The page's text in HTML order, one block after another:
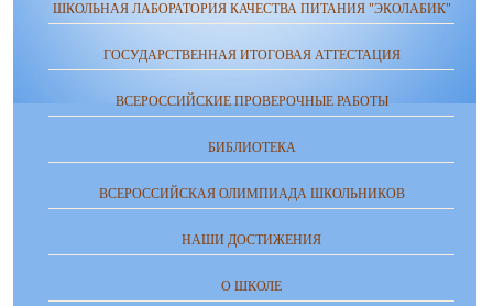
ШКОЛЬНАЯ ЛАБОРАТОРИЯ КАЧЕСТВА ПИТАНИЯ "ЭКОЛАБИК"
ГОСУДАРСТВЕННАЯ ИТОГОВАЯ АТТЕСТАЦИЯ
ВСЕРОССИЙСКИЕ ПРОВЕРОЧНЫЕ РАБОТЫ
БИБЛИОТЕКА
ВСЕРОССИЙСКАЯ ОЛИМПИАДА ШКОЛЬНИКОВ
НАШИ ДОСТИЖЕНИЯ
О ШКОЛЕ